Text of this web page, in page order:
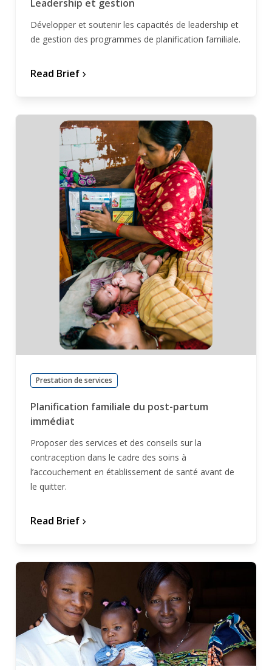
Leadership et gestion
Développer et soutenir les capacités de leadership et
de gestion des programmes de planification familiale.
Read Brief chevron_forward
Prestation de services
Planification familiale du post-partum
immédiat
Proposer des services et des conseils sur la
contraception dans le cadre des soins à
l’accouchement en établissement de santé avant de
le quitter.
Read Brief chevron_forward